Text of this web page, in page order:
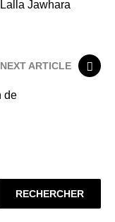
Jawhara
NEXT ARTICLE
de
RECHERCHER